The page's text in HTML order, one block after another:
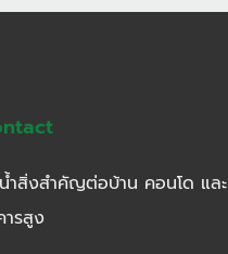
ำสิ่งสำคัญต่อบ้าน คอนโด และ
ารสูง